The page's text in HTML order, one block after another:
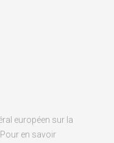
européen sur la
en savoir